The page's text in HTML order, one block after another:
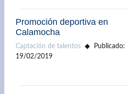
Promoción deportiva en
Calamocha
Captación de talentos
Publicado:
19/02/2019